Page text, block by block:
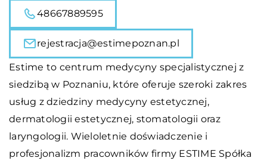
48667889595
rejestracja@estimepoznan.pl
Estime to centrum medycyny specjalistycznej z
siedzibą w Poznaniu, które oferuje szeroki zakres
usług z dziedziny medycyny estetycznej,
dermatologii estetycznej, stomatologii oraz
laryngologii. Wieloletnie doświadczenie i
profesjonalizm pracowników firmy ESTIME Spółka